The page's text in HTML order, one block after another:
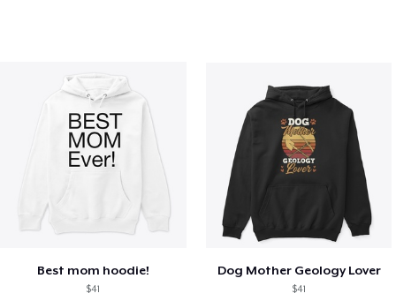
Best mom hoodie!
$41
Dog Mother Geology Lover
$41